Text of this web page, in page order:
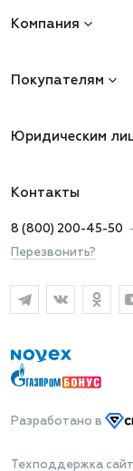
Компания
Покупателям
Юридическим
Контакты
8 (800) 200-45-50
Перезвонить?
Разработано в
Техподдержка